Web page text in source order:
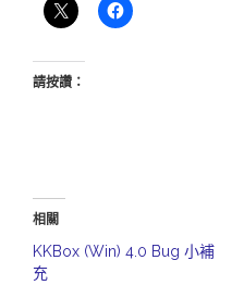
請按讚：
相關
KKBox (Win) 4.0 Bug 小補
充